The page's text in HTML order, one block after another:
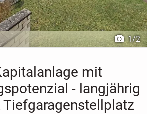
1/2
mit
- langjährig